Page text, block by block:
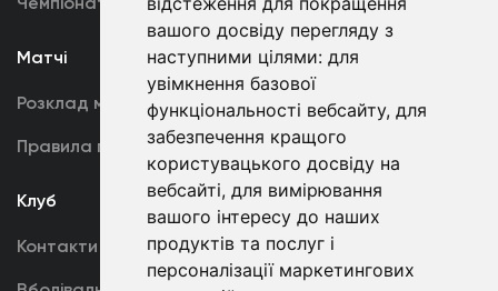
вашого досвіду перегляду з
наступними цілями: для
увімкнення базової
функціональності вебсайту, для
забезпечення кращого
користувацького досвіду на
вебсайті, для вимірювання
вашого інтересу до наших
продуктів та послуг і
персоналізації маркетингових
Матчі
Розклад матчів
Правила поведінки
Команда
Перша команда
U19
Клуб
Контакти